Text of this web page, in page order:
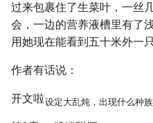
过来包裹住了生菜叶，一丝
会，一边的营养液槽里有了
用她现在能看到五十米外一
作者有话说：
开文啦设定大乱炖，出现什么种